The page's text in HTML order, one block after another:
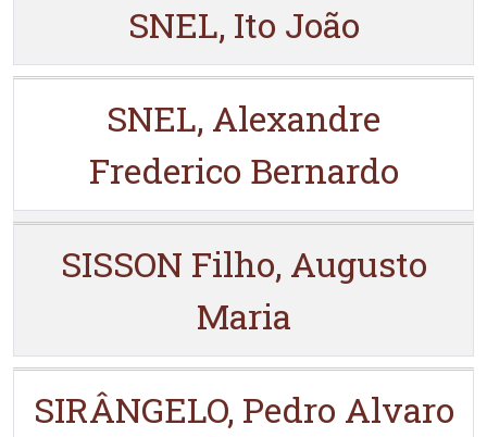
SNEL, Ito João
SNEL, Alexandre
Frederico Bernardo
SISSON Filho, Augusto
Maria
SIRÂNGELO, Pedro Alvaro